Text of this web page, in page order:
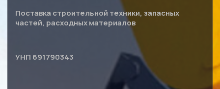
Поставка строительной техники, запасных
частей, расходных материалов
УНП 691790343